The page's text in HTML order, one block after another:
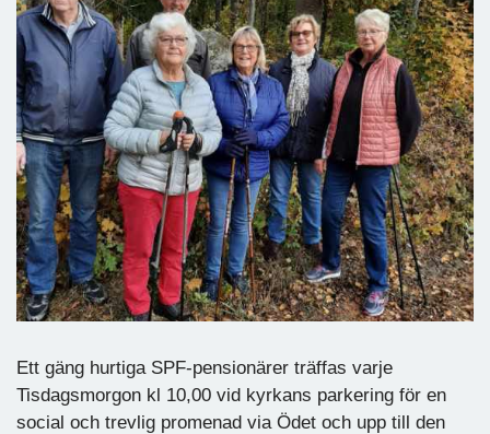
Ett gäng hurtiga SPF-pensionärer träffas varje
Tisdagsmorgon kl 10,00 vid kyrkans parkering för en
social och trevlig promenad via Ödet och upp till den